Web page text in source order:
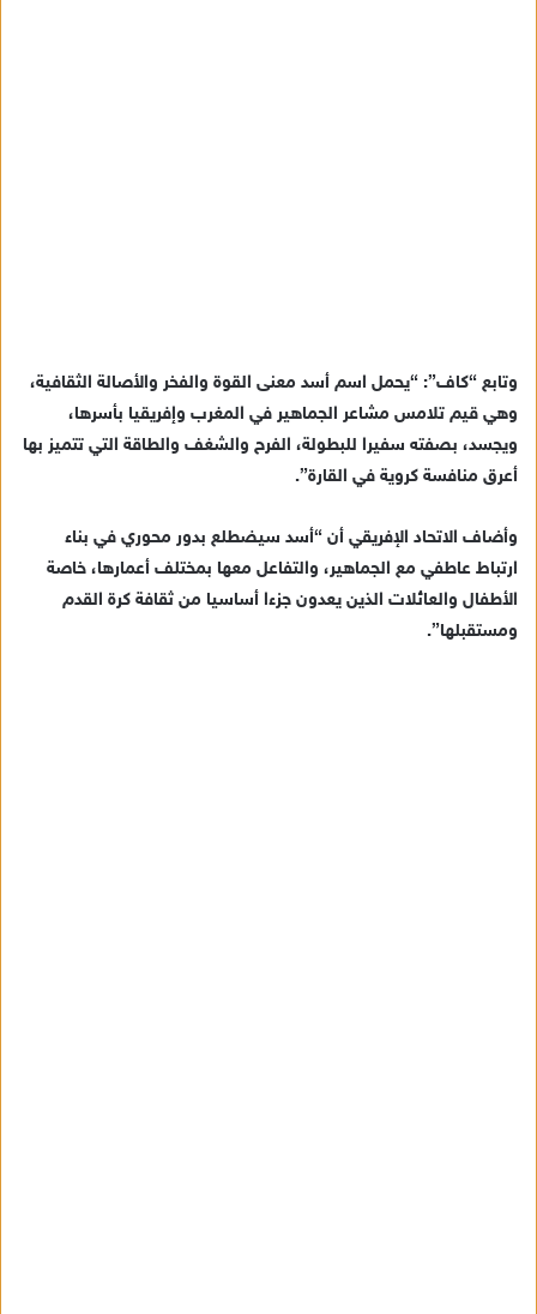
وتابع “كاف”: “يحمل اسم أسد معنى القوة والفخر والأصالة الثقافية،
وهي قيم تلامس مشاعر الجماهير في المغرب وإفريقيا بأسرها،
ويجسد، بصفته سفيرا للبطولة، الفرح والشغف والطاقة التي تتميز بها
أعرق منافسة كروية في القارة”.
وأضاف الاتحاد الإفريقي أن “أسد سيضطلع بدور محوري في بناء
ارتباط عاطفي مع الجماهير، والتفاعل معها بمختلف أعمارها، خاصة
الأطفال والعائلات الذين يعدون جزءا أساسيا من ثقافة كرة القدم
ومستقبلها”.